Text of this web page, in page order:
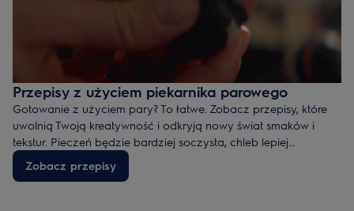
Przepisy z użyciem piekarnika parowego
Gotowanie z użyciem pary? To łatwe. Zobacz przepisy, które
uwolnią Twoją kreatywność i odkryją nowy świat smaków i
tekstur. Pieczeń będzie bardziej soczysta, chleb lepiej
wyrośnięty, a ciasto naprawdę kruche. Para sprawia, że dobre
jedzenie smakuje jeszcze lepiej. Przygotuj potrawy, które będą
Zobacz przepisy